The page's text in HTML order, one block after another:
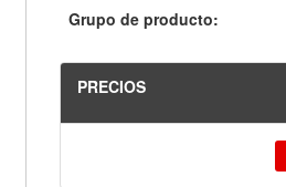
Grupo de producto:
PRECIOS